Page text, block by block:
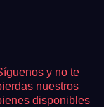
y no te
nuestros
disponibles